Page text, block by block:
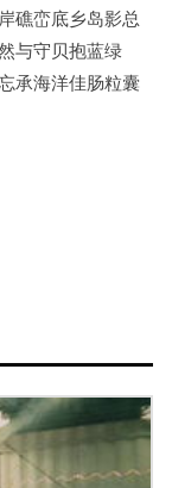
礁峦底乡岛影总
与守贝抱蓝绿
承海洋佳肠粒囊